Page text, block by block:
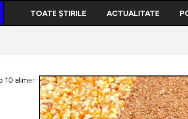
TOATE ȘTIRILE ACTUALITATE
10 alimente care nu îngraşă! Sunt aliatul dietelor de